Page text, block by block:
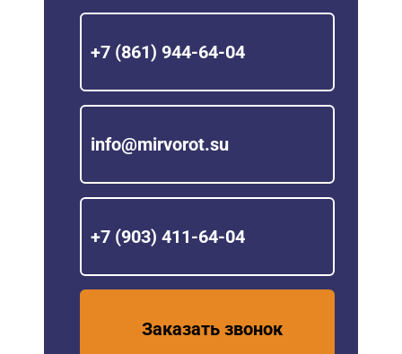
+7 (861) 944-64-04
info@mirvorot.su
+7 (903) 411-64-04
Заказать звонок